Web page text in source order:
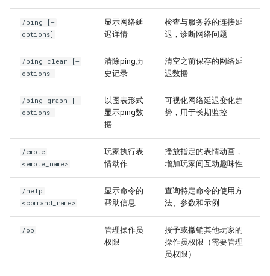
高级调试 - 卡死排查
/ping [–
options]
显示网络延
迟详情
检查与服务器的连接延
迟，诊断网络问题
/ping clear [–
options]
清除ping历
史记录
清空之前保存的网络延
迟数据
/ping graph [–
options]
以图表形式
显示ping数
据
可视化网络延迟变化趋
势，用于长期监控
/emote
<emote_name>
玩家执行表
情动作
播放指定的表情动画，
增加玩家间互动趣味性
/help
<command_name>
显示命令的
帮助信息
查询特定命令的使用方
法、参数和示例
/op
管理操作员
权限
授予或撤销其他玩家的
操作员权限（需要管理
员权限）